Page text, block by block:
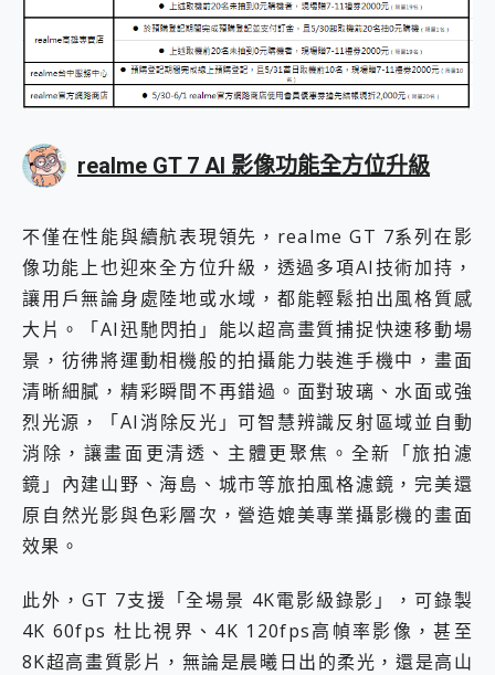
realme GT 7 AI 影像功能全方位升級
不僅在性能與續航表現領先，realme GT 7系列在影
像功能上也迎來全方位升級，透過多項AI技術加持，
讓用戶無論身處陸地或水域，都能輕鬆拍出風格質感
大片。「AI迅馳閃拍」能以超高畫質捕捉快速移動場
景，彷彿將運動相機般的拍攝能力裝進手機中，畫面
清晰細膩，精彩瞬間不再錯過。面對玻璃、水面或強
烈光源，「AI消除反光」可智慧辨識反射區域並自動
消除，讓畫面更清透、主體更聚焦。全新「旅拍濾
鏡」內建山野、海島、城市等旅拍風格濾鏡，完美還
原自然光影與色彩層次，營造媲美專業攝影機的畫面
效果。
此外，GT 7支援「全場景 4K電影級錄影」，可錄製
4K 60fps 杜比視界、4K 120fps高幀率影像，甚至
8K超高畫質影片，無論是晨曦日出的柔光，還是高山